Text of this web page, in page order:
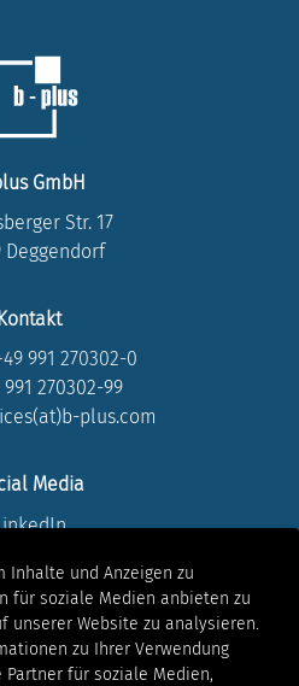
GmbH
Str. 17
Deggendorf
Kontakt
991 270302-0
991 270302-99
plus.com
Media
Xing
Inhalte und Anzeigen zu
für soziale Medien anbieten zu
unserer Website zu analysieren.
zu Ihrer Verwendung
für soziale Medien,